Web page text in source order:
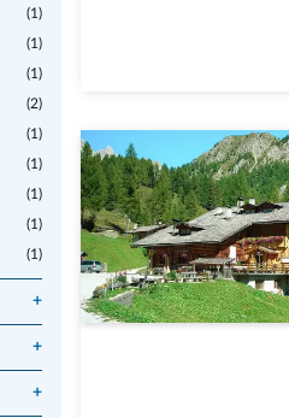
(1)
(1)
(1)
(2)
(1)
(1)
(1)
(1)
(1)
+
+
+